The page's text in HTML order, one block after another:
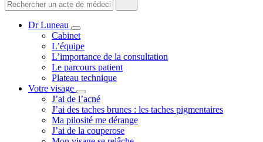
Dr Luneau
Cabinet
L’équipe
L’importance de la consultation
Le parcours patient
Plateau technique
Votre visage
J’ai de l’acné
J’ai des taches brunes : les taches pigmentaires
Ma pilosité me dérange
J’ai de la couperose